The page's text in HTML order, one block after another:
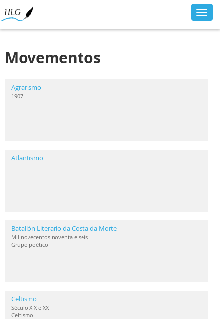
Movementos
Agrarismo
1907
Atlantismo
Batallón Literario da Costa da Morte
Mil novecentos noventa e seis
Grupo poético
Celtismo
Século XIX e XX
Celtismo